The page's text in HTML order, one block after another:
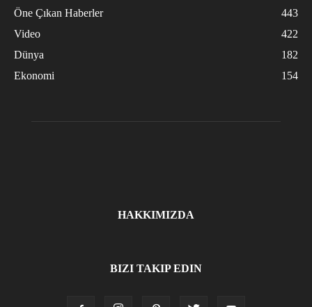
Öne Çıkan Haberler
443
Video
422
Dünya
182
Ekonomi
154
HAKKIMIZDA
BIZI TAKIP EDIN